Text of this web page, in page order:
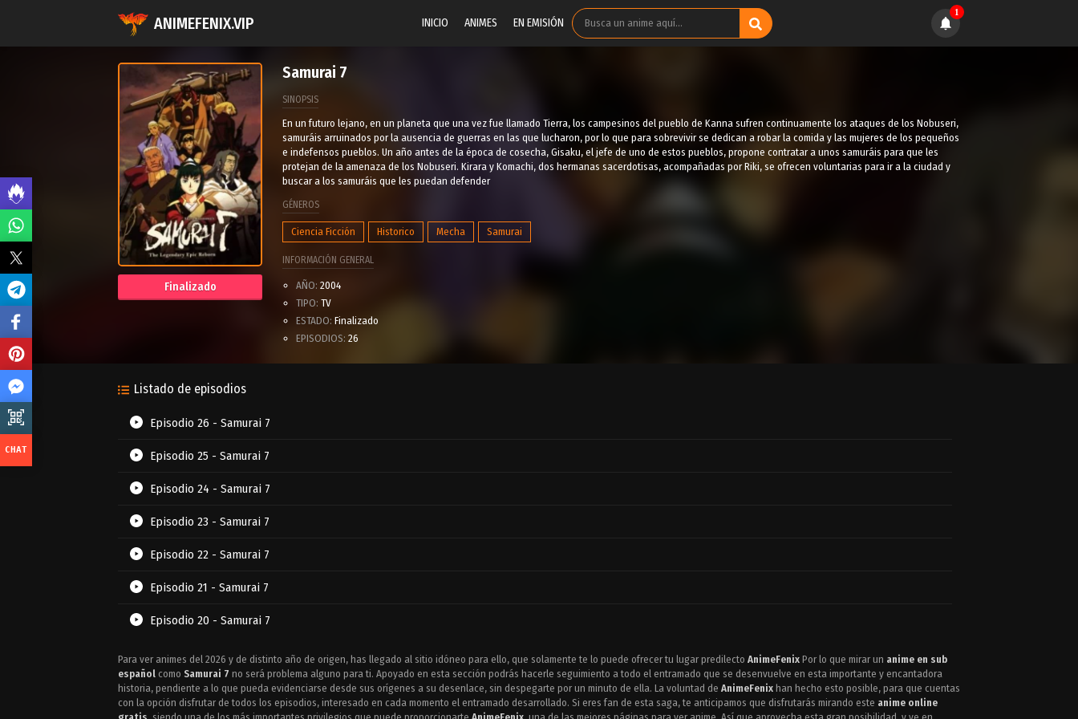
ANIMEFENIX.VIP INICIO ANIMES EN EMISIÓN
1
Finalizado
Samurai 7
SINOPSIS
En un futuro lejano, en un planeta que una vez fue llamado Tierra, los campesinos del pueblo de Kanna sufren continuamente los ataques de los Nobuseri,
samuráis arruinados por la ausencia de guerras en las que lucharon, por lo que para sobrevivir se dedican a robar la comida y las mujeres de los pequeños
e indefensos pueblos. Un año antes de la época de cosecha, Gisaku, el jefe de uno de estos pueblos, propone contratar a unos samuráis para que les
protejan de la amenaza de los Nobuseri. Kirara y Komachi, dos hermanas sacerdotisas, acompañadas por Riki, se ofrecen voluntarias para ir a la ciudad y
buscar a los samuráis que les puedan defender
GÉNEROS
Ciencia Ficción Historico Mecha Samurai
INFORMACIÓN GENERAL
AÑO: 2004
TIPO: TV
ESTADO: Finalizado
EPISODIOS: 26
Listado de episodios
Episodio 26 - Samurai 7
Episodio 25 - Samurai 7
Episodio 24 - Samurai 7
Episodio 23 - Samurai 7
Episodio 22 - Samurai 7
Episodio 21 - Samurai 7
Episodio 20 - Samurai 7
Episodio 19 - Samurai 7
Episodio 18 - Samurai 7
Para ver animes del 2026 y de distinto año de origen, has llegado al sitio idóneo para ello, que solamente te lo puede ofrecer tu lugar predilecto AnimeFenix Por lo que mirar un anime en sub
español como Samurai 7 no será problema alguno para ti. Apoyado en esta sección podrás hacerle seguimiento a todo el entramado que se desenvuelve en esta importante y encantadora
historia, pendiente a lo que pueda evidenciarse desde sus orígenes a su desenlace, sin despegarte por un minuto de ella. La voluntad de AnimeFenix han hecho esto posible, para que cuentas
con la opción disfrutar de todos los episodios, interesado en cada momento el entramado desarrollado. Si eres fan de esta saga, te anticipamos que disfrutarás mirando este anime online